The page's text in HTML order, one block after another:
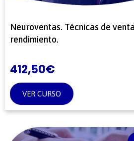
Neuroventas. Técnicas de
rendimiento.
412,50€
VER CURSO